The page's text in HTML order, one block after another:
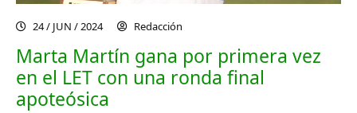
24 / JUN / 2024 Redacción
Marta Martín gana por primera vez
en el LET con una ronda final
apoteósica